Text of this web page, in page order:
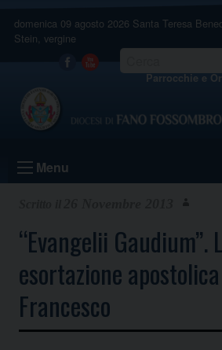
content
domenica 09 agosto 2026 Santa Teresa
Stein, vergine
Facebook
Youtube Parrocchie e
Menu
“Evangelii Gaudium”.
esortazione
Francesco